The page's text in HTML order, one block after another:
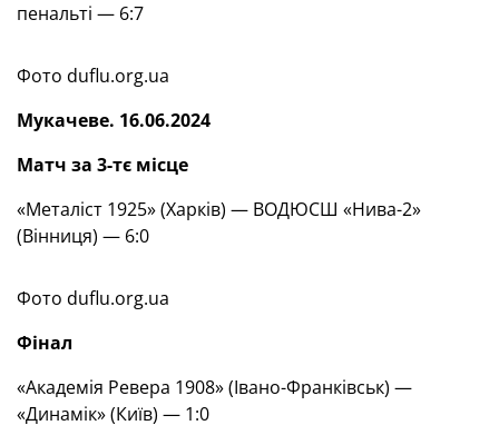
пенальті — 6:7
Фото duflu.org.ua
Мукачеве. 16.06.2024
Матч за 3-тє місце
«Металіст 1925» (Харків) — ВОДЮСШ «Нива-2»
(Вінниця) — 6:0
Фото duflu.org.ua
Фінал
«Академія Ревера 1908» (Івано-Франківськ) —
«Динамік» (Київ) — 1:0